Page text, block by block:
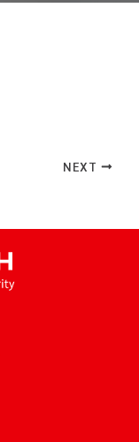
NEXT